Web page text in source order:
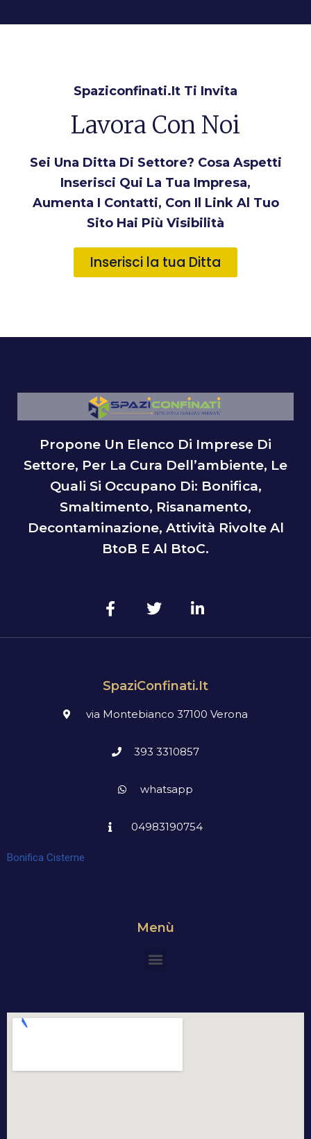
Spaziconfinati.it Ti Invita
Lavora Con Noi
Sei Una Ditta Di Settore? Cosa Aspetti
Inserisci Qui La Tua Impresa,
Aumenta I Contatti, Con Il Link Al Tuo
Sito Hai Più Visibilità
Inserisci la tua Ditta
Propone Un Elenco Di Imprese Di
Settore, Per La Cura Dell’ambiente, Le
Quali Si Occupano Di: Bonifica,
Smaltimento, Risanamento,
Decontaminazione, Attività Rivolte Al
BtoB E Al BtoC.
SpaziConfinati.it
via Montebianco 37100 Verona
393 3310857
whatsapp
04983190754
Bonifica Cisterne
Menù